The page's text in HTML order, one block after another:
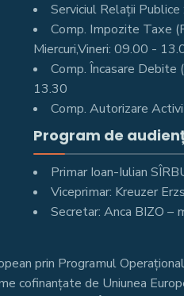
Serviciul Relații
Comp. Impozite Taxe
Miercuri,Vineri: 09.00 -
Comp. Încasare Debite
13.30
Comp. Autorizare
Program de
Primar Ioan-Iulian
Viceprimar: Kreuzer
Secretar: Anca BIZO –
prin Programul
cofinanțate de Uniunea